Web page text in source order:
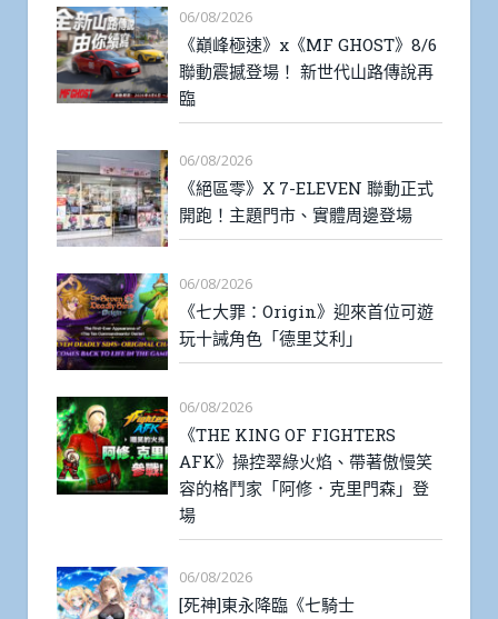
06/08/2026
《巔峰極速》x《MF GHOST》8/6
聯動震撼登場！ 新世代山路傳說再
臨
06/08/2026
《絕區零》X 7-ELEVEN 聯動正式
開跑！主題門市、實體周邊登場
06/08/2026
《七大罪：Origin》迎來首位可遊
玩十誡角色「德里艾利」
06/08/2026
《THE KING OF FIGHTERS
AFK》操控翠綠火焰、帶著傲慢笑
容的格鬥家「阿修．克里門森」登
場
06/08/2026
[死神]東永降臨《七騎士